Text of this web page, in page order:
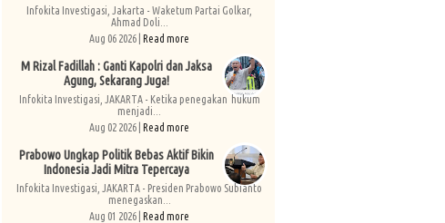
Infokita Investigasi, Jakarta - Waketum Partai Golkar,
Ahmad Doli...
Aug 06 2026 | Read more
M Rizal Fadillah : Ganti Kapolri dan Jaksa
Agung, Sekarang Juga!
Infokita Investigasi, JAKARTA - Ketika penegakan hukum
menjadi...
Aug 02 2026 | Read more
Prabowo Ungkap Politik Bebas Aktif Bikin
Indonesia Jadi Mitra Tepercaya
Infokita Investigasi, JAKARTA - Presiden Prabowo Subianto
menegaskan...
Aug 01 2026 | Read more